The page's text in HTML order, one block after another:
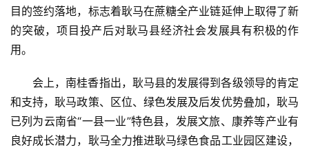
云
糖
众
号
目的签约落地，标志着耿马在蔗糖全产业链延伸上取得了新
的突破，项目投产后对耿马县经济社会发展具有积极的作
用。
会上，南桂香指出，耿马县的发展得到各级领导的肯定
和支持，耿马政策、区位、绿色发展及后发优势叠加，耿马
已列为云南省“一县一业”特色县，发展文旅、康养等产业有
良好成长潜力，耿马全力推进耿马绿色食品工业园区建设，